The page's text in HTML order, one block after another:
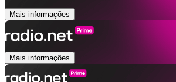
Mais informações
Mais informações